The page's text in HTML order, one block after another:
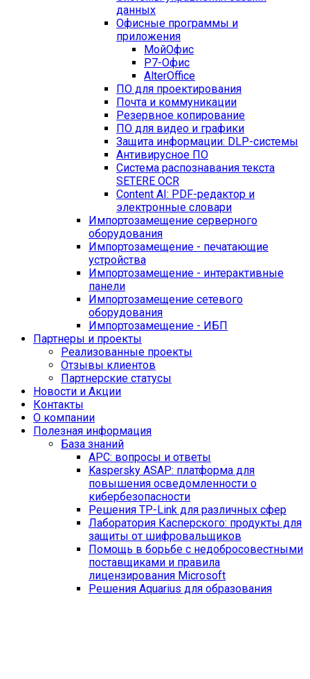
данных
Офисные программы и
приложения
МойОфис
Р7-Офис
AlterOffice
ПО для проектирования
Почта и коммуникации
Резервное копирование
ПО для видео и графики
Защита информации: DLP-системы
Антивирусное ПО
Система распознавания текста
SETERE OCR
Content AI: PDF-редактор и
электронные словари
Импортозамещение серверного
оборудования
Импортозамещение - печатающие
устройства
Импортозамещение - интерактивные
панели
Импортозамещение сетевого
оборудования
Импортозамещение - ИБП
Партнеры и проекты
Реализованные проекты
Отзывы клиентов
Партнерские статусы
Новости и Акции
Контакты
O компании
Полезная информация
База знаний
APC: вопросы и ответы
Kaspersky ASAP: платформа для
повышения осведомленности о
кибербезопасности
Решения TP-Link для различных сфер
Лаборатория Касперского: продукты для
защиты от шифровальщиков
Помощь в борьбе с недобросовестными
поставщиками и правила
лицензирования Microsoft
Решения Aquarius для образования